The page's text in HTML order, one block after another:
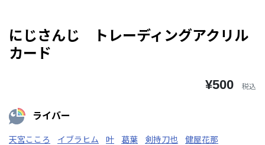
にじさんじ トレーディングアクリル
カード
¥500 税込
ライバー
天宮こころ イブラヒム 叶 葛葉 剣持刀也
健屋花那